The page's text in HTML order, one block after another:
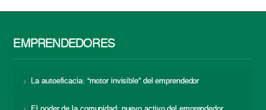
EMPRENDEDORES
La autoeficacia: “motor invisible” del emprendedor